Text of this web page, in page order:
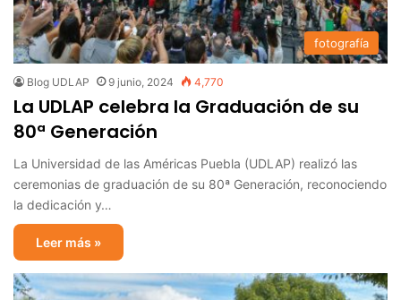
fotografía
Blog UDLAP 9 junio, 2024 4,770
La UDLAP celebra la Graduación de su
80ª Generación
La Universidad de las Américas Puebla (UDLAP) realizó las
ceremonias de graduación de su 80ª Generación, reconociendo
la dedicación y…
Leer más »